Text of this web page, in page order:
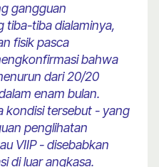
gangguan
tiba-tiba dialaminya,
fisik pasca
bahwa
dari 20/20
enam bulan.
kondisi tersebut - yang
penglihatan
VIIP - disebabkan
di luar angkasa.